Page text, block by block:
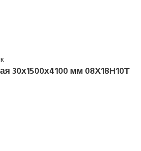
30х1500х4100 мм 08Х18Н10Т